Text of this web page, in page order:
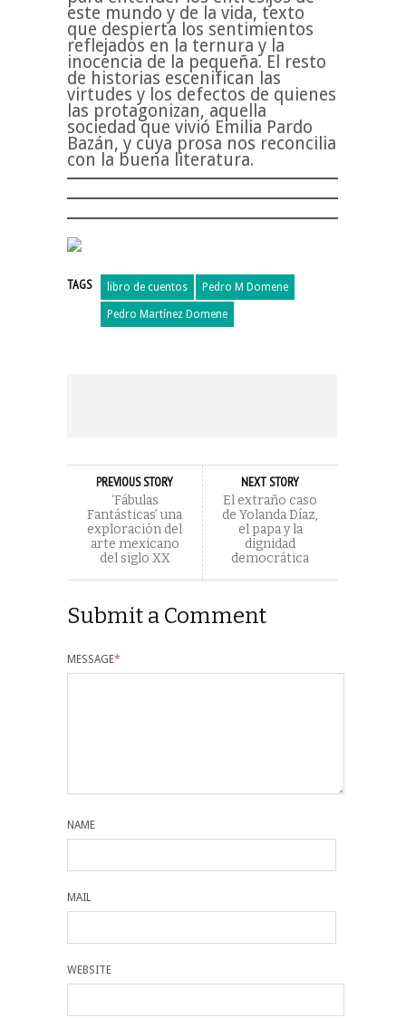
este mundo y de la vida, texto
que despierta los sentimientos
reflejados en la ternura y la
inocencia de la pequeña. El resto
de historias escenifican las
virtudes y los defectos de quienes
las protagonizan, aquella
sociedad que vivió Emilia Pardo
Bazán, y cuya prosa nos reconcilia
con la buena literatura.
TAGS libro de cuentos Pedro M Domene
Pedro Martínez Domene
PREVIOUS STORY
‘Fábulas
Fantásticas’ una
exploración del
arte mexicano
del siglo XX
NEXT STORY
El extraño caso
de Yolanda Díaz,
el papa y la
dignidad
democrática
Submit a Comment
MESSAGE*
NAME
MAIL
WEBSITE